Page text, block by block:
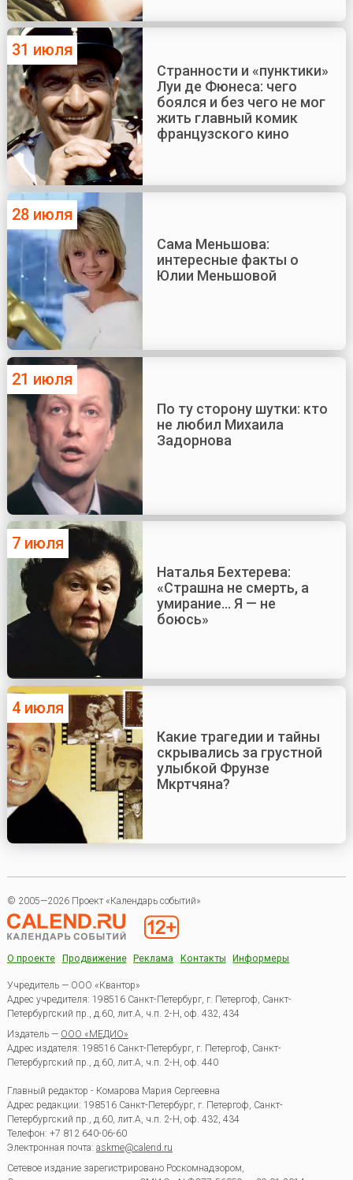
31 июля
Странности и «пунктики»
Луи де Фюнеса: чего
боялся и без чего не мог
жить главный комик
французского кино
28 июля
Сама Меньшова:
интересные факты о
Юлии Меньшовой
21 июля
По ту сторону шутки: кто
не любил Михаила
Задорнова
7 июля
Наталья Бехтерева:
«Страшна не смерть, а
умирание... Я — не
боюсь»
4 июля
Какие трагедии и тайны
скрывались за грустной
улыбкой Фрунзе
Мкртчяна?
© 2005—2026 Проект «Календарь событий»
О проекте Продвижение Реклама Контакты Информеры
Учредитель — ООО «Квантор»
Адрес учредителя: 198516 Санкт-Петербург, г. Петергоф, Санкт-
Петербургский пр., д.60, лит.А, ч.п. 2-Н, оф. 432, 434
Издатель — ООО «МЕДИО»
Адрес издателя: 198516 Санкт-Петербург, г. Петергоф, Санкт-
Петербургский пр., д.60, лит.А, ч.п. 2-Н, оф. 440
Главный редактор - Комарова Мария Сергеевна
Адрес редакции: 198516 Санкт-Петербург, г. Петергоф, Санкт-
Петербургский пр., д.60, лит.А, ч.п. 2-Н, оф. 432, 434
Телефон: +7 812 640-06-60
Электронная почта: askme@calend.ru
Сетевое издание зарегистрировано Роскомнадзором,